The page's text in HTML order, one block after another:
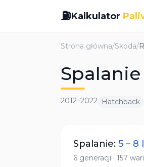
⛽Kalkulator
Strona główna/Skoda/
2012–2022 Hatchback
Spalanie: 5 – 8
6 generacji · 157